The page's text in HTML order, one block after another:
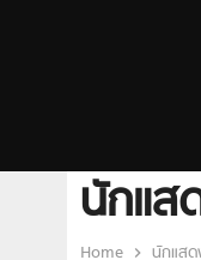
นักแส
Home นักแส